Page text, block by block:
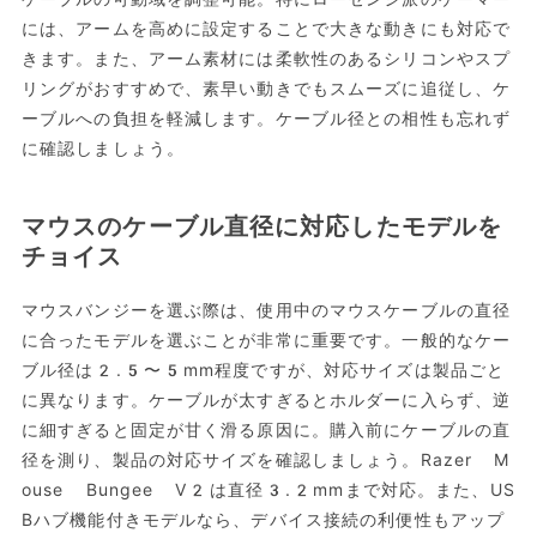
には、アームを高めに設定することで大きな動きにも対応で
きます。また、アーム素材には柔軟性のあるシリコンやスプ
リングがおすすめで、素早い動きでもスムーズに追従し、ケ
ーブルへの負担を軽減します。ケーブル径との相性も忘れず
に確認しましょう。
マウスのケーブル直径に対応したモデルを
チョイス
マウスバンジーを選ぶ際は、使用中のマウスケーブルの直径
に合ったモデルを選ぶことが非常に重要です。一般的なケー
ブル径は2.5〜5mm程度ですが、対応サイズは製品ごと
に異なります。ケーブルが太すぎるとホルダーに入らず、逆
に細すぎると固定が甘く滑る原因に。購入前にケーブルの直
径を測り、製品の対応サイズを確認しましょう。Razer M
ouse Bungee V2は直径3.2mmまで対応。また、US
Bハブ機能付きモデルなら、デバイス接続の利便性もアップ